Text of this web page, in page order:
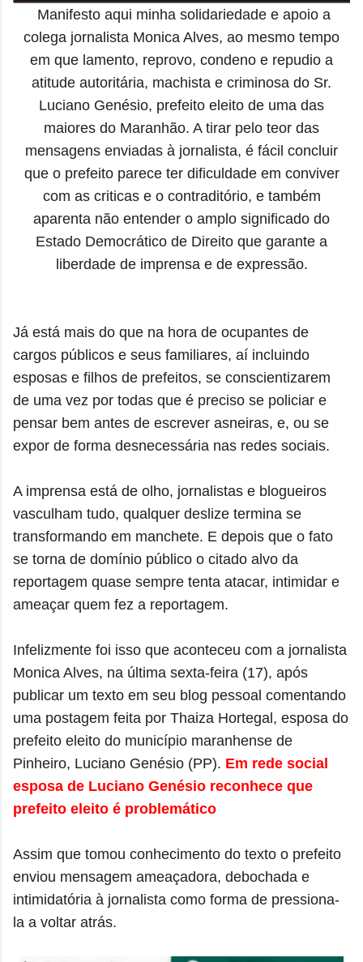
Manifesto aqui minha solidariedade e apoio a
colega jornalista Monica Alves, ao mesmo tempo
em que lamento, reprovo, condeno e repudio a
atitude autoritária, machista e criminosa do Sr.
Luciano Genésio, prefeito eleito de uma das
maiores do Maranhão. A tirar pelo teor das
mensagens enviadas à jornalista, é fácil concluir
que o prefeito parece ter dificuldade em conviver
com as criticas e o contraditório, e também
aparenta não entender o amplo significado do
Estado Democrático de Direito que garante a
liberdade de imprensa e de expressão.
Já está mais do que na hora de ocupantes de
cargos públicos e seus familiares, aí incluindo
esposas e filhos de prefeitos, se conscientizarem
de uma vez por todas que é preciso se policiar e
pensar bem antes de escrever asneiras, e, ou se
expor de forma desnecessária nas redes sociais.
A imprensa está de olho, jornalistas e blogueiros
vasculham tudo, qualquer deslize termina se
transformando em manchete. E depois que o fato
se torna de domínio público o citado alvo da
reportagem quase sempre tenta atacar, intimidar e
ameaçar quem fez a reportagem.
Infelizmente foi isso que aconteceu com a jornalista
Monica Alves, na última sexta-feira (17), após
publicar um texto em seu blog pessoal comentando
uma postagem feita por Thaiza Hortegal, esposa do
prefeito eleito do município maranhense de
Pinheiro, Luciano Genésio (PP). Em rede social
esposa de Luciano Genésio reconhece que
prefeito eleito é problemático
Assim que tomou conhecimento do texto o prefeito
enviou mensagem ameaçadora, debochada e
intimidatória à jornalista como forma de pressiona-
la a voltar atrás.